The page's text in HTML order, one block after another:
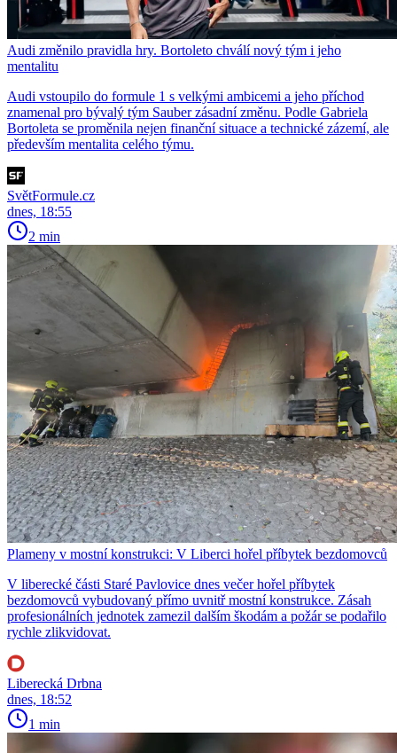
Audi změnilo pravidla hry. Bortoleto chválí nový tým i jeho
mentalitu
Audi vstoupilo do formule 1 s velkými ambicemi a jeho příchod
znamenal pro bývalý tým Sauber zásadní změnu. Podle Gabriela
Bortoleta se proměnila nejen finanční situace a technické zázemí, ale
především mentalita celého týmu.
SvětFormule.cz
dnes, 18:55
2 min
Plameny v mostní konstrukci: V Liberci hořel příbytek bezdomovců
V liberecké části Staré Pavlovice dnes večer hořel příbytek
bezdomovců vybudovaný přímo uvnitř mostní konstrukce. Zásah
profesionálních jednotek zamezil dalším škodám a požár se podařilo
rychle zlikvidovat.
Liberecká Drbna
dnes, 18:52
1 min